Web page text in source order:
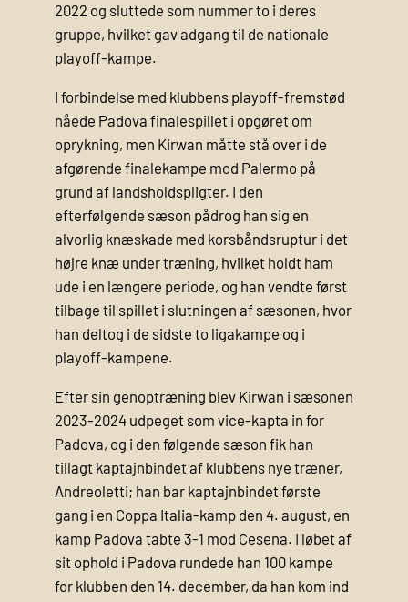
2022 og sluttede som nummer to i deres
gruppe, hvilket gav adgang til de nationale
playoff‑kampe.
I forbindelse med klubbens playoff‑fremstød
nåede Padova finalespillet i opgøret om
oprykning, men Kirwan måtte stå over i de
afgørende finalekampe mod Palermo på
grund af landsholdspligter. I den
efterfølgende sæson pådrog han sig en
alvorlig knæskade med korsbåndsruptur i det
højre knæ under træning, hvilket holdt ham
ude i en længere periode, og han vendte først
tilbage til spillet i slutningen af sæsonen, hvor
han deltog i de sidste to ligakampe og i
playoff‑kampene.
Efter sin genoptræning blev Kirwan i sæsonen
2023-2024 udpeget som vice‑kapta in for
Padova, og i den følgende sæson fik han
tillagt kaptajnbindet af klubbens nye træner,
Andreoletti; han bar kaptajnbindet første
gang i en Coppa Italia‑kamp den 4. august, en
kamp Padova tabte 3-1 mod Cesena. I løbet af
sit ophold i Padova rundede han 100 kampe
for klubben den 14. december, da han kom ind